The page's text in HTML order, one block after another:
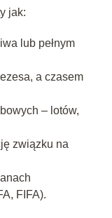
jak:
lub pełnym
a czasem
– lotów,
związku na
FIFA).